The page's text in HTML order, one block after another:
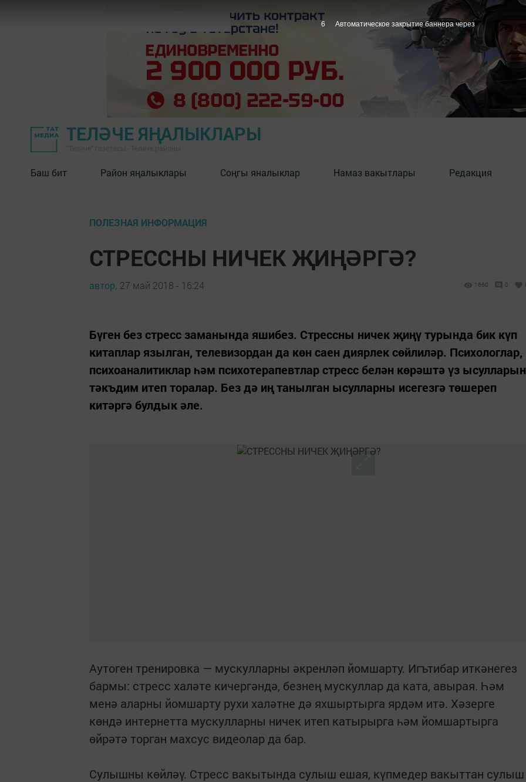
ТЕЛӘЧЕ ЯҢАЛЫКЛАРЫ
Баш бит Район яңалыклары Соңгы яналыклар Намаз вакытлары Редакция
ПОЛЕЗНАЯ ИНФОРМАЦИЯ
СТРЕССНЫ НИЧЕК ҖИҢӘРГӘ?
автор, 27 май 2018 - 16:24 1660 0
Бүген без стресс заманында яшибез. Стрессны ничек җиңү турында бик күп
китаплар язылган, телевизордан да көн саен диярлек сөйлиләр. Психологлар,
психоаналитиклар һәм психотерапевтлар стресс белән көрәштә үз ысулларын
тәкъдим итеп торалар. Без дә иң танылган ысулларны исегезгә төшереп
китәргә булдык әле.
Аутоген тренировка — мускулларны әкренләп йомшарту. Игътибар иткәнегез
бармы: стресс халәте кичергәндә, безнең мускуллар да ката, авырая. Һәм
менә аларны йомшарту рухи халәтне дә яхшыртырга ярдәм итә. Хәзерге
көндә интернетта мускулларны ничек итеп катырырга һәм йомшартырга
өйрәтә торган махсус видеолар да бар.
Сулышны көйләү. Стресс вакытында сулыш ешая, күпмедер вакыттан сулыш
5 Автоматическое закрытие баннера через